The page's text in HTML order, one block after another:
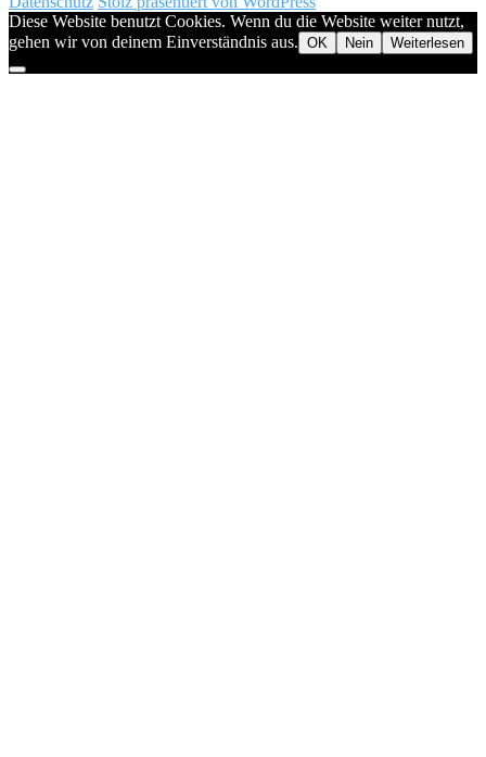
Diese Website benutzt Cookies. Wenn du die Website weiter nutzt,
gehen wir von deinem Einverständnis aus. OK Nein Weiterlesen